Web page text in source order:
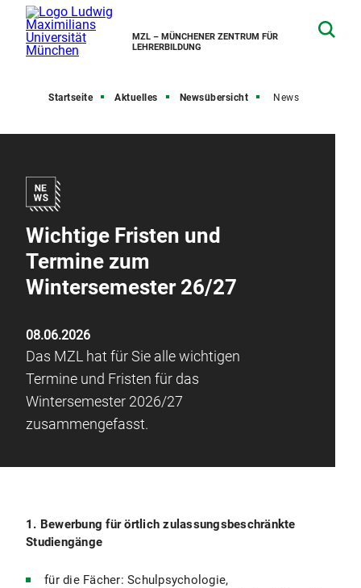
MZL – MÜNCHENER ZENTRUM FÜR
LEHRERBILDUNG
Startseite Aktuelles Newsübersicht News
Wichtige Fristen und
Termine zum
Wintersemester 26/27
08.06.2026
Das MZL hat für Sie alle wichtigen
Termine und Fristen für das
Wintersemester 2026/27
zusammengefasst.
1. Bewerbung für örtlich zulassungsbeschränkte
Studiengänge
für die Fächer: Schulpsychologie,